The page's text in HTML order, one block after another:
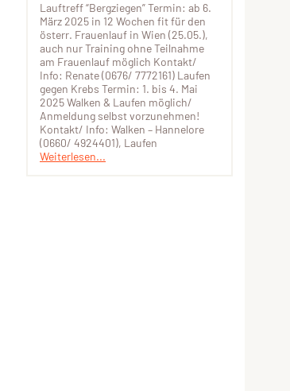
Lauftreff “Bergziegen” Termin: ab 6.
März 2025 in 12 Wochen fit für den
österr. Frauenlauf in Wien (25.05.),
auch nur Training ohne Teilnahme
am Frauenlauf möglich Kontakt/
Info: Renate (0676/ 7772161) Laufen
gegen Krebs Termin: 1. bis 4. Mai
2025 Walken & Laufen möglich/
Anmeldung selbst vorzunehmen!
Kontakt/ Info: Walken – Hannelore
(0660/ 4924401), Laufen
Weiterlesen...